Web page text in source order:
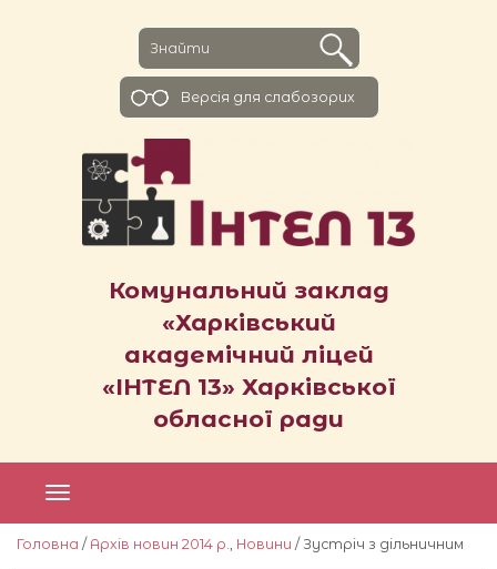
Комунальний заклад
«Харківський
академічний ліцей
«ІНТЕЛ 13» Харківської
обласної ради
Версiя для слабозорих
Головна / Архів новин 2014 р. Новини / Зустріч з дільничним